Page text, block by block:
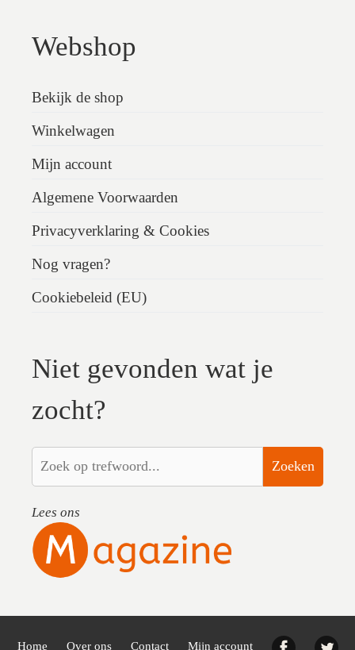
Webshop
Bekijk de shop
Winkelwagen
Mijn account
Algemene Voorwaarden
Privacyverklaring & Cookies
Nog vragen?
Cookiebeleid (EU)
Niet gevonden wat je
zocht?
Zoeken
Lees ons
Home Over ons Contact Mijn account Facebook